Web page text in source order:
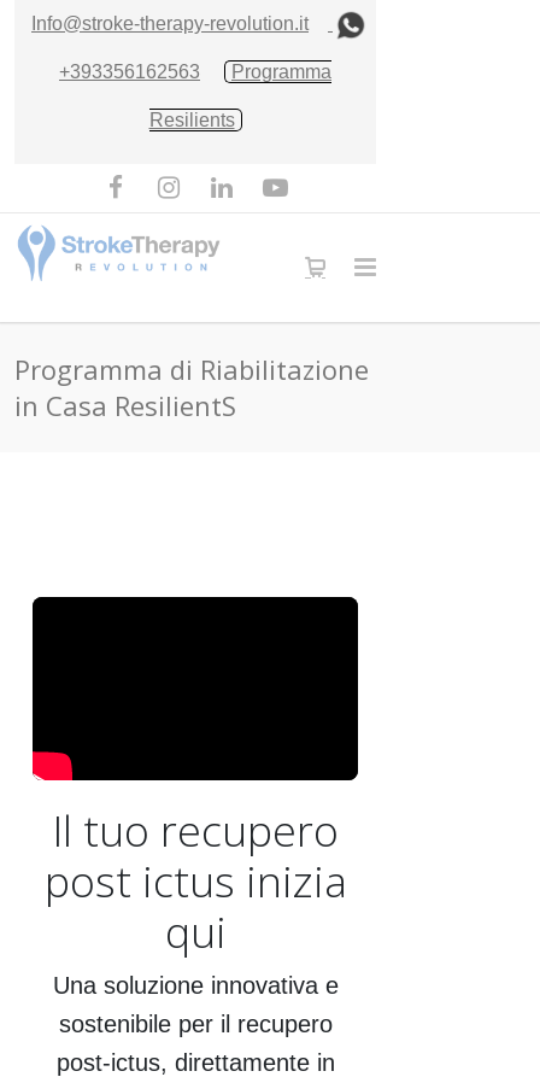
Info@stroke-therapy-revolution.it
+393356162563 Programma
Resilients
Programma di Riabilitazione
in Casa ResilientS
Il tuo recupero
post ictus inizia
qui
Una soluzione innovativa e
sostenibile per il recupero
post‑ictus, direttamente in